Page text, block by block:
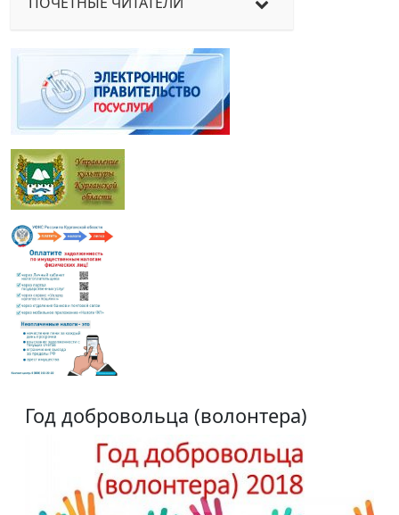
Год добровольца (волонтера)